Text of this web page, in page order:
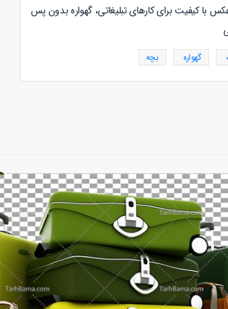
با کیفیت برای کارهای تبلیغاتی، گهواره بدون پس
گهواره بچه